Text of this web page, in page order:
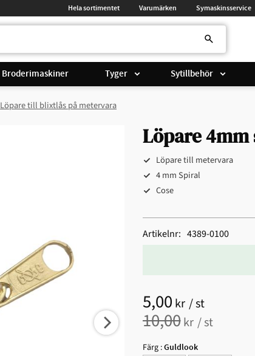
Hela sortimentet Varumärken Symaskinsservice
Broderimaskiner Tyger Sytillbehör
Löpare till blixtlås på metervara
Löpare
Löpare till metervara
4 mm Spiral
Cose
Nedsatt pris:
5,00 kr /st
Ordinarie pris:
10,00kr /st
Färg :Guldlook
Artikelnr 4389-0100